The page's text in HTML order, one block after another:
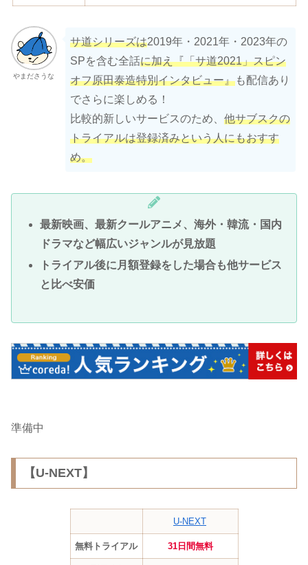
やまださうな
サ道シリーズは2019年・2021年・2023年の
SPを含む全話に加え『「サ道2021」スピン
オフ原田泰造特別インタビュー』も配信あり
でさらに楽しめる！
比較的新しいサービスのため、 他サブスクの
トライアルは登録済みという人にもおすす
め。
最新映画、最新クールアニメ、海外・韓流・国内
ドラマなど幅広いジャンルが見放題
トライアル後に月額登録をした場合も他サービス
と比べ安価
準備中
【U-NEXT】
U-NEXT
無料トライアル 31日間無料